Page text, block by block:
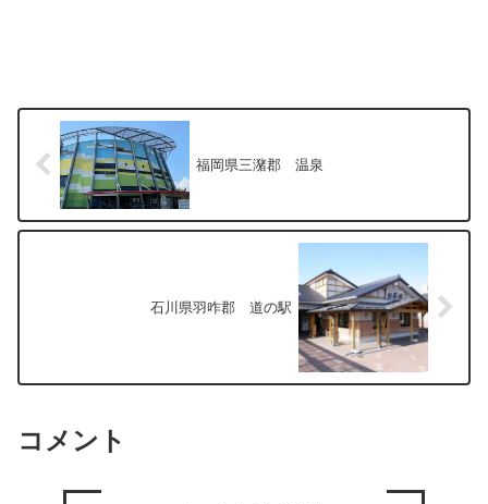
福岡県三潴郡 温泉
石川県羽咋郡 道の駅
コメント